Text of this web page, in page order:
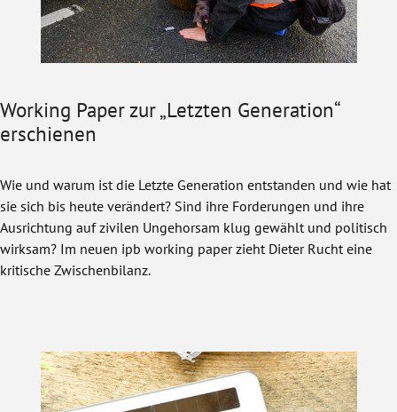
Working Paper zur „Letzten Generation“
erschienen
Wie und warum ist die Letzte Generation entstanden und wie hat
sie sich bis heute verändert? Sind ihre Forderungen und ihre
Ausrichtung auf zivilen Ungehorsam klug gewählt und politisch
wirksam? Im neuen ipb working paper zieht Dieter Rucht eine
kritische Zwischenbilanz.